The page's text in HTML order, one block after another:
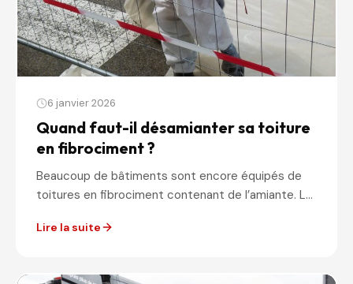
6 janvier 2026
Quand faut-il désamianter sa toiture
en fibrociment ?
Beaucoup de bâtiments sont encore équipés de
toitures en fibrociment contenant de l’amiante. Le
Lire la suite